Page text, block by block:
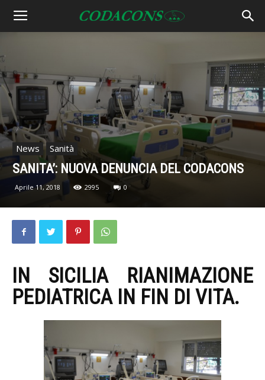
News Sanità
SANITA’: NUOVA DENUNCIA DEL CODACONS
Aprile 11, 2018 2995 0
IN SICILIA RIANIMAZIONE
PEDIATRICA IN FIN DI VITA.